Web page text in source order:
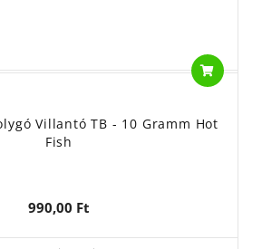
Villantó TB - 10 Gramm Hot
Fish
990,00 Ft